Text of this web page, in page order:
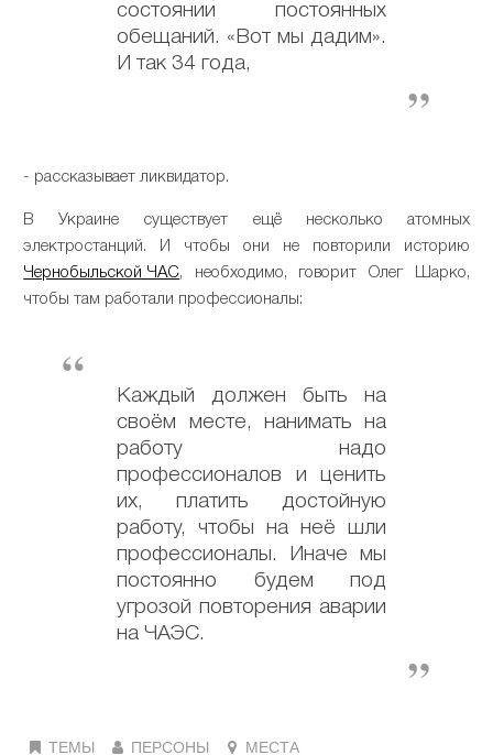
состоянии постоянных
обещаний. «Вот мы дадим».
И так 34 года,
- рассказывает ликвидатор.
В Украине существует ещё несколько атомных
электростанций. И чтобы они не повторили историю
Чернобыльской ЧАС, необходимо, говорит Олег Шарко,
чтобы там работали профессионалы:
Каждый должен быть на
своём месте, нанимать на
работу надо
профессионалов и ценить
их, платить достойную
работу, чтобы на неё шли
профессионалы. Иначе мы
постоянно будем под
угрозой повторения аварии
на ЧАЭС.
ТЕМЫ ПЕРСОНЫ МЕСТА